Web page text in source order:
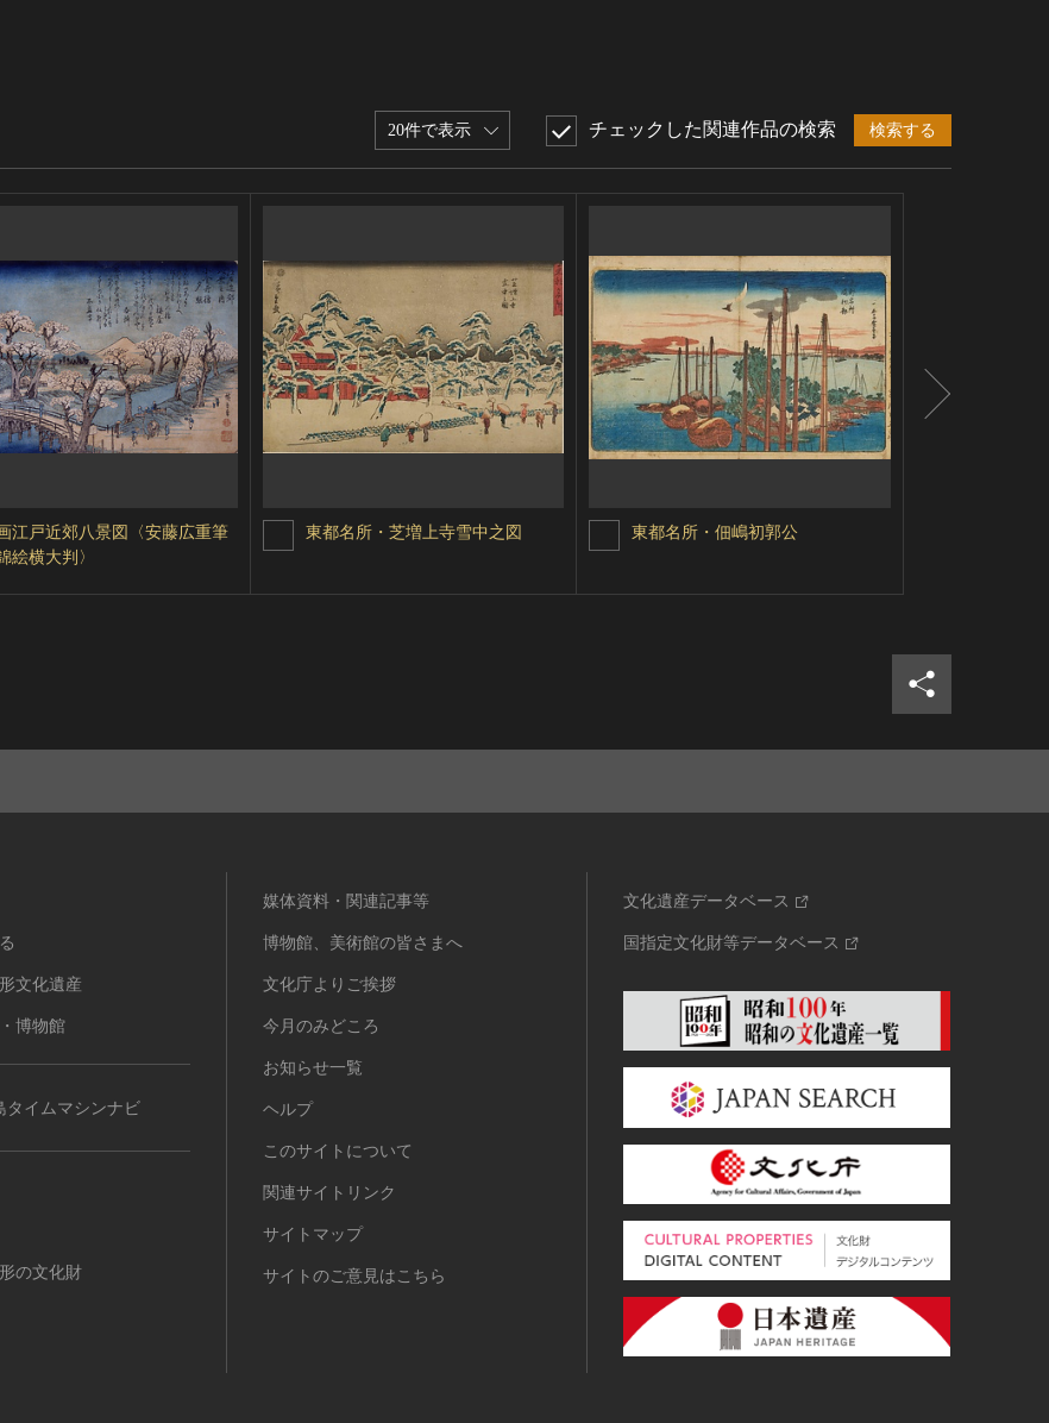
20件で表示 チェックした関連作品の検索 検索する
江戸近郊八景図〈安藤広重筆
絵横大判〉
東都名所・芝増上寺雪中之図 東都名所・佃嶋初郭公
文化遺産
博物館
タイムマシンナビ
の文化財
媒体資料・関連記事等
博物館、美術館の皆さまへ
文化庁よりご挨拶
今月のみどころ
お知らせ一覧
ヘルプ
このサイトについて
関連サイトリンク
サイトマップ
サイトのご意見はこちら
文化遺産データベース
国指定文化財等データベース